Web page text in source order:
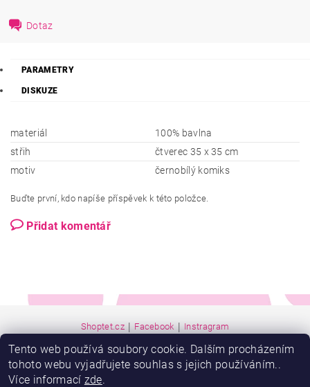
Dotaz
PARAMETRY
DISKUZE
materiál
100% bavlna
střih
čtverec 35 x 35 cm
motiv
černobílý komiks
Buďte první, kdo napíše příspěvek k této položce.
Přidat komentář
Shoptet.cz | Facebook | Instragram
Tento web používá soubory cookie. Dalším procházením
tohoto webu vyjadřujete souhlas s jejich používáním..
Více informací zde.